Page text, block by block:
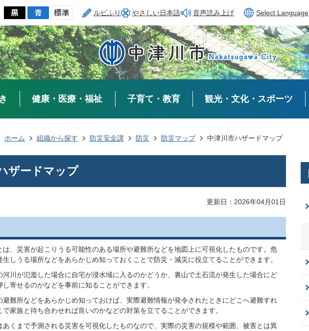
ルビふり やさしい日本語 音声読み上げ Select Language
健康・医療・福祉 子育て・教育 観光・文化・スポーツ
ホーム 組織から探す 防災安全課 防災 防災マップ 中津川市ハザードマップ
ザードマップ
更新日：2026年04月01日
は、災害が起こりうる可能性のある場所や避難所などを地図上に可視化したものです。危
生しうる場所などをあらかじめ知っておくことで防災・減災に役立てることができます。
河川が氾濫した場合に自宅が浸水域に入るのかどうか、裏山で土石流が発生した場合にど
寄せるのかなどを事前に知ることができます。
避難所などをあらかじめ知っておけば、実際避難情報が発令されたときにどこへ避難すれ
で家族と待ち合わせれば良いのかなどの対策を立てることができます。
あくまで予測される災害を可視化したものなので、実際の災害の規模や範囲、被害とは異